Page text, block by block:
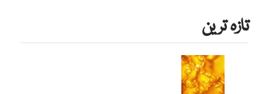
تازہ ترین